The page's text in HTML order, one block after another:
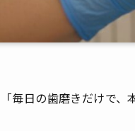
「毎日の歯磨きだけで